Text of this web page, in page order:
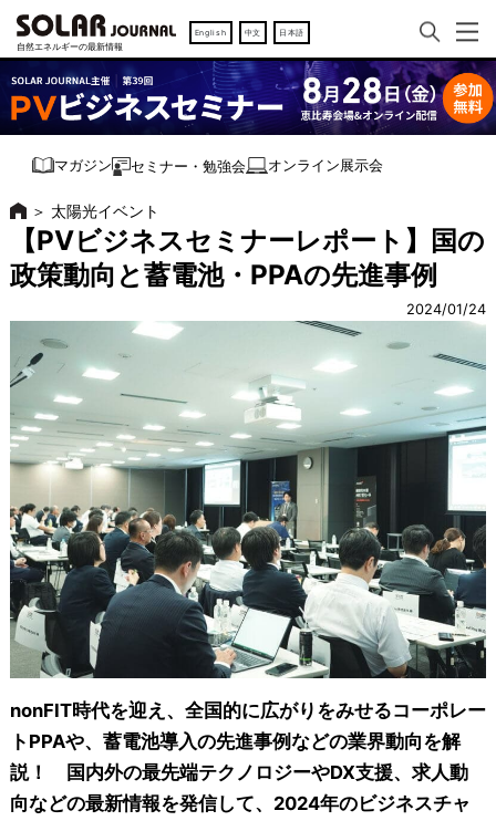
English 中文 日本語
マガジン セミナー・勉強会 オンライン展示会
＞ 太陽光イベント
【PVビジネスセミナーレポート】国の
政策動向と蓄電池・PPAの先進事例
2024/01/24
nonFIT時代を迎え、全国的に広がりをみせるコーポレー
トPPAや、蓄電池導入の先進事例などの業界動向を解
説！ 国内外の最先端テクノロジーやDX支援、求人動
向などの最新情報を発信して、2024年のビジネスチャ